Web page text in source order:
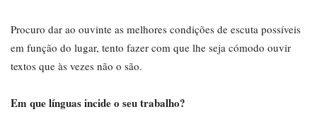
Procuro dar ao ouvinte as melhores condições de escuta possíveis
em função do lugar, tento fazer com que lhe seja cómodo ouvir
textos que às vezes não o são.
Em que línguas incide o seu trabalho?